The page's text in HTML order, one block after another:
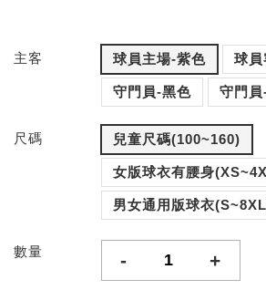
主客 球員主場-紫色 球
守門員-黑色 守門
尺碼 兒童尺碼(100~160)
女版球衣有腰身
男女通用版球衣
數量 - +